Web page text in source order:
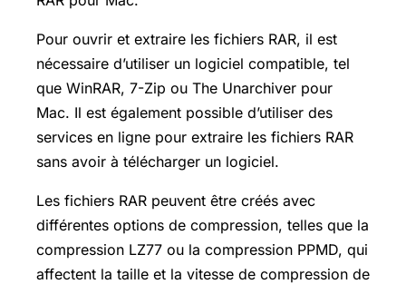
Pour ouvrir et extraire les fichiers RAR, il est
nécessaire d’utiliser un logiciel compatible, tel
que WinRAR, 7-Zip ou The Unarchiver pour
Mac. Il est également possible d’utiliser des
services en ligne pour extraire les fichiers RAR
sans avoir à télécharger un logiciel.
Les fichiers RAR peuvent être créés avec
différentes options de compression, telles que la
compression LZ77 ou la compression PPMD, qui
affectent la taille et la vitesse de compression de